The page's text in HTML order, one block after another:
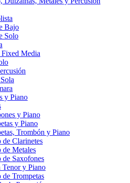
Bajo
Solo
Media
y Piano
y Piano
y Piano
Trombón y Piano
de Clarinetes
de Metales
de Saxofones
Tenor y Piano
de Trompetas